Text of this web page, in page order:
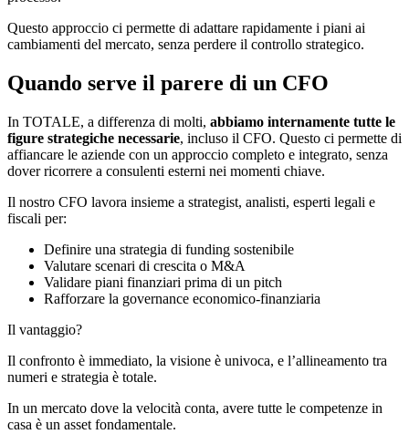
Questo approccio ci permette di adattare rapidamente i piani ai
cambiamenti del mercato, senza perdere il controllo strategico.
Quando serve il parere di un CFO
In TOTALE, a differenza di molti, abbiamo internamente tutte le
figure strategiche necessarie, incluso il CFO. Questo ci permette di
affiancare le aziende con un approccio completo e integrato, senza
dover ricorrere a consulenti esterni nei momenti chiave.
Il nostro CFO lavora insieme a strategist, analisti, esperti legali e
fiscali per:
Definire una strategia di funding sostenibile
Valutare scenari di crescita o M&A
Validare piani finanziari prima di un pitch
Rafforzare la governance economico-finanziaria
Il vantaggio?
Il confronto è immediato, la visione è univoca, e l’allineamento tra
numeri e strategia è totale.
In un mercato dove la velocità conta, avere tutte le competenze in
casa è un asset fondamentale.